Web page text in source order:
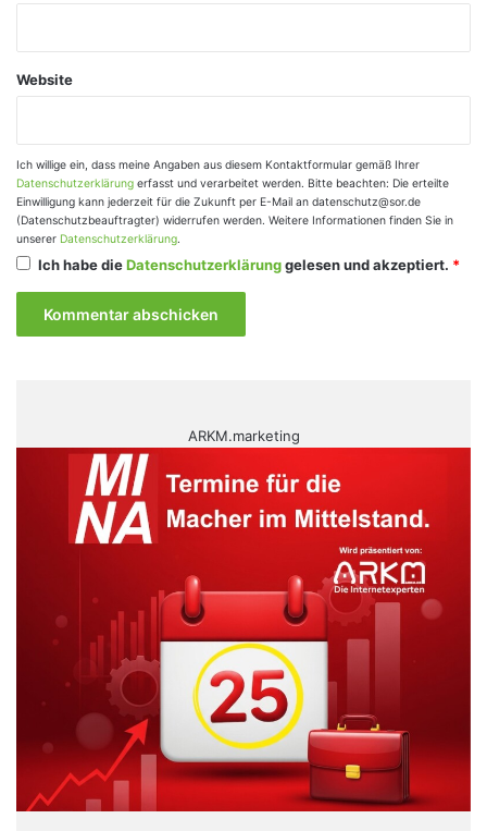
Website
Ich willige ein, dass meine Angaben aus diesem Kontaktformular gemäß Ihrer
Datenschutzerklärung erfasst und verarbeitet werden. Bitte beachten: Die erteilte
Einwilligung kann jederzeit für die Zukunft per E-Mail an datenschutz@sor.de
(Datenschutzbeauftragter) widerrufen werden. Weitere Informationen finden Sie in
unserer Datenschutzerklärung.
Ich habe dieDatenschutzerklärunggelesen und akzeptiert. *
ARKM.marketing